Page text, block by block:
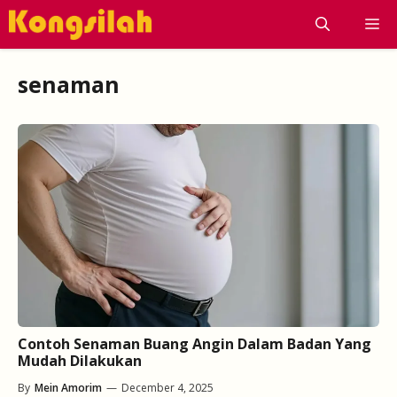
Skip
senaman
Contoh Senaman Buang Angin Dalam Badan Yang
Mudah Dilakukan
By Mein Amorim — December 4, 2025